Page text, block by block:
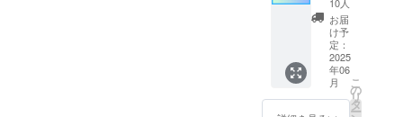
特大サ
イズ ・
支援
時、備
考欄に
掲載を
希望さ
れるお
支援講
演会の
特別先
行優先
参加
権」と
なりま
企業
名 掲
載プラ
ン
ゴール
ド】
RIDGE
お届
け予
定：
2025
年06
月
こ
の
リ
タ
ー